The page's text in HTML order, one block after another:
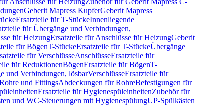
Anschlüsse für HeizungZubehör für Geberit Mapress C-
Geberit Mapress KupferGeberit Mapress
Ersatzteile für T-StückeInnenliegende
für Übergänge und Verbindungen,
für HeizungErsatzteile für Anschlüsse für HeizungGeberit
für BögenT-StückeErsatzteile für T-StückeÜbergänge
für VerschlüsseAnschlüsseErsatzteile für
für ReduktionenBögenErsatzteile für BögenT-
und Verbindungen, lösbarVerschlüsseErsatzteile für
und FittingsAbdeckungen für RohreBefestigungen für
Ersatzteile für HygienespüleinheitenZubehör für
und WC-Steuerungen mit HygienespülungUP-Spülkästen